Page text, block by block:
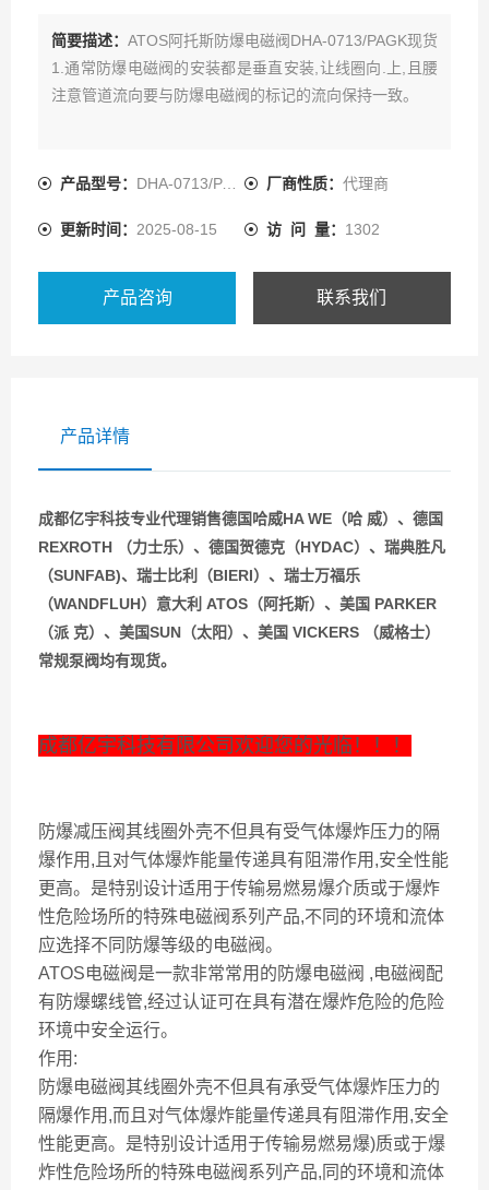
简要描述： ATOS阿托斯防爆电磁阀DHA-0713/PAGK现货
1.通常防爆电磁阀的安装都是垂直安装,让线圈向.上,且腰
注意管道流向要与防爆电磁阀的标记的流向保持一致。
产品型号： DHA-0713/PA-GK 厂商性质： 代理商
更新时间： 2025-08-15 访 问 量： 1302
产品咨询 联系我们
产品详情
成都亿宇科技专业代理销售德国哈威HA WE（哈 威）、德国
REXROTH （力士乐）、德国贺德克（HYDAC）、瑞典胜凡
（SUNFAB)、瑞士比利（BIERI）、瑞士万福乐
（WANDFLUH）意大利 ATOS（阿托斯）、美国 PARKER
（派 克）、美国SUN（太阳）、美国 VICKERS （威格士）
常规泵阀均有现货。
成都亿宇科技有限公司欢迎您的光临！！！
防爆减压阀其线圈外壳不但具有受气体爆炸压力的隔
爆作用,且对气体爆炸能量传递具有阻滞作用,安全性能
更高。是特别设计适用于传输易燃易爆介质或于爆炸
性危险场所的特殊电磁阀系列产品,不同的环境和流体
应选择不同防爆等级的电磁阀。
ATOS电磁阀是一款非常常用的防爆电磁阀 ,电磁阀配
有防爆螺线管,经过认证可在具有潜在爆炸危险的危险
环境中安全运行。
作用:
防爆电磁阀其线圈外壳不但具有承受气体爆炸压力的
隔爆作用,而且对气体爆炸能量传递具有阻滞作用,安全
性能更高。是特别设计适用于传输易燃易爆)质或于爆
炸性危险场所的特殊电磁阀系列产品,同的环境和流体